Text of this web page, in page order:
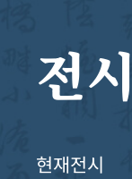
전시
현재전시